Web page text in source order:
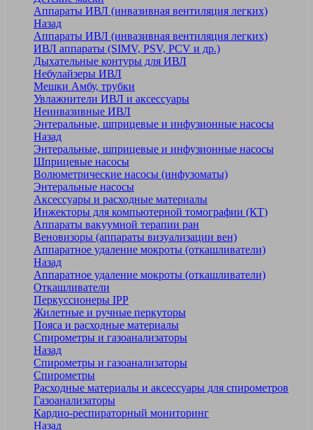
Аппараты ИВЛ (инвазивная вентиляция легких)
Назад
Аппараты ИВЛ (инвазивная вентиляция легких)
ИВЛ аппараты (SIMV, PSV, PCV и др.)
Дыхательные контуры для ИВЛ
Небулайзеры ИВЛ
Мешки Амбу, трубки
Увлажнители ИВЛ и аксессуары
Неинвазивные ИВЛ
Энтеральные, шприцевые и инфузионные насосы
Назад
Энтеральные, шприцевые и инфузионные насосы
Шприцевые насосы
Волюметрические насосы (инфузоматы)
Энтеральные насосы
Аксессуары и расходные материалы
Инжекторы для компьютерной томографии (КТ)
Аппараты вакуумной терапии ран
Веновизоры (аппараты визуализации вен)
Аппаратное удаление мокроты (откашливатели)
Назад
Аппаратное удаление мокроты (откашливатели)
Откашливатели
Перкуссионеры IPP
Жилетные и ручные перкуторы
Пояса и расходные материалы
Спирометры и газоанализаторы
Назад
Спирометры и газоанализаторы
Спирометры
Расходные материалы и аксессуары для спирометров
Газоанализаторы
Кардио-респираторный мониторинг
Назад